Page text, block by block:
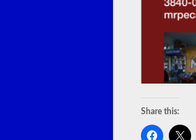
Share this: